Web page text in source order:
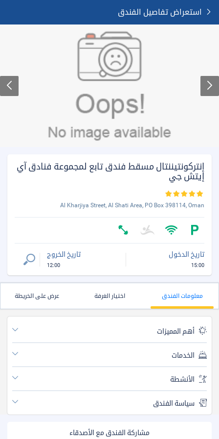
استعراض تفاصيل الفندق
إنتركونتيننتال مسقط فندق تابع لمجموعة فنادق آي
إيتش جي
Al Kharjiya Street, Al Shati Area, PO Box 398114, Oman
تاريخ الدخول
15:00
تاريخ الخروج
12:00
معلومات الفندق اختيار الغرفة عرض على الخريطة
أهم المميزات
الخدمات
الأنشطة
سياسة الفندق
مشاركة الفندق مع الأصدقاء